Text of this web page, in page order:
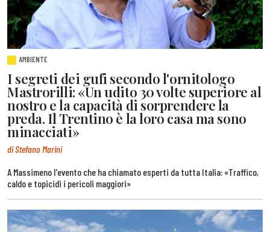
AMBIENTE
I segreti dei gufi secondo l'ornitologo
Mastrorilli: «Un udito 30 volte superiore al
nostro e la capacità di sorprendere la
preda. Il Trentino è la loro casa ma sono
minacciati»
di Stefano Marini
A Massimeno l'evento che ha chiamato esperti da tutta Italia: «Traffico,
caldo e topicidi i pericoli maggiori»